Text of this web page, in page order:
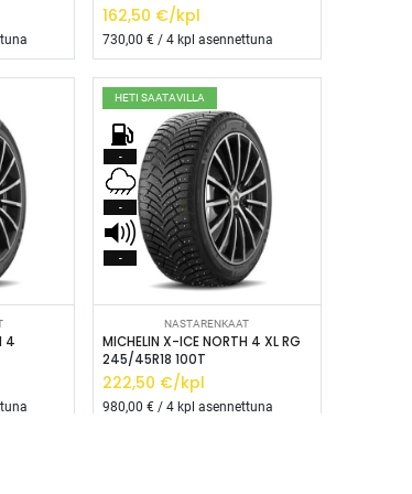
162,50 €/kpl
730,00 € / 4 kpl asennettuna
4
HETI SAATAVILLA
-
-
-
Lisää ostoskoriin
NASTARENKAAT
MICHELIN X-ICE NORTH 4 XL RG
245/45R18 100T
222,50 €/kpl
980,00 € / 4 kpl asennettuna